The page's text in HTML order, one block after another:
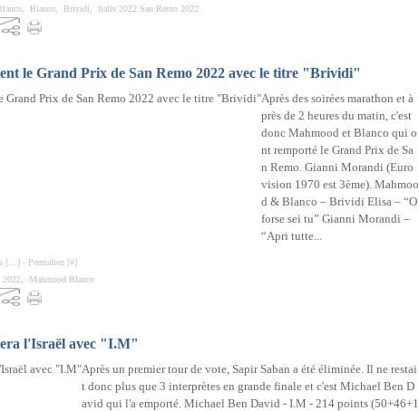
Blanco Brividi Italie 2022 San Remo 2022
le Grand Prix de San Remo 2022 avec le titre "Brividi"
Après des soirées marathon et à
près de 2 heures du matin, c'est
donc Mahmood et Blanco qui o
nt remporté le Grand Prix de Sa
n Remo. Gianni Morandi (Euro
vision 1970 est 3ème). Mahmoo
d & Blanco – Brividi Elisa – “O
forse sei tu” Gianni Morandi –
“Apri tutte...
[ ] - Permalien [#]
2022 Mahmood Blanco
l'Israël avec "I.M"
Après un premier tour de vote, Sapir Saban a été éliminée. Il ne restai
t donc plus que 3 interprètes en grande finale et c'est Michael Ben D
avid qui l'a emporté. Michael Ben David - I.M - 214 points (50+46+1